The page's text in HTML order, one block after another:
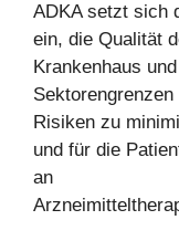
ADKA setzt sich
ein, die Qualität
Krankenhaus
Risiken zu
und für die
an